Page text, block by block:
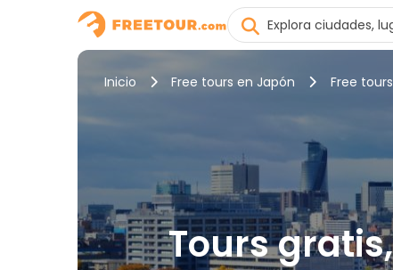
Inicio Free tours en Japón Free
Tours